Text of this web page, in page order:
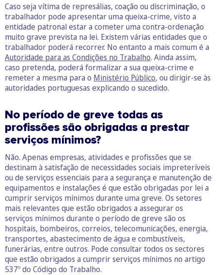
Caso seja vítima de represálias, coação ou discriminação, o
trabalhador pode apresentar uma queixa-crime, visto a
entidade patronal estar a cometer uma contra-ordenação
muito grave prevista na lei. Existem várias entidades que o
trabalhador poderá recorrer. No entanto a mais comum é a
Autoridade para as Condições no Trabalho. Ainda assim,
caso pretenda, poderá formalizar a sua queixa-crime e
remeter a mesma para o Ministério Público, ou dirigir-se às
autoridades portuguesas explicando o sucedido.
No período de greve todas as
profissões são obrigadas a prestar
serviços mínimos?
Não. Apenas empresas, atividades e profissões que se
destinam à satisfação de necessidades sociais impreteríveis
ou de serviços essenciais para a segurança e manutenção de
equipamentos e instalações é que estão obrigadas por lei a
cumprir serviços mínimos durante uma greve. Os setores
mais relevantes que estão obrigados a assegurar os
serviços mínimos durante o período de greve são os
hospitais, bombeiros, correios, telecomunicações, energia,
transportes, abastecimento de água e combustíveis,
funerárias, entre outros. Pode consultar todos os sectores
que estão obrigados a cumprir serviços mínimos no artigo
537º do Código do Trabalho.